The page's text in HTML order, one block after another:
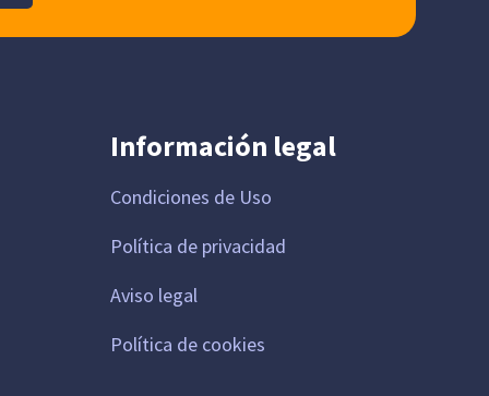
Información legal
Condiciones de Uso
Política de privacidad
Aviso legal
Política de cookies